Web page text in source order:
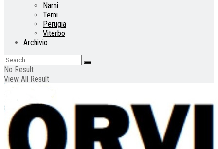
Narni
Terni
Perugia
Viterbo
Archivio
No Result
View All Result